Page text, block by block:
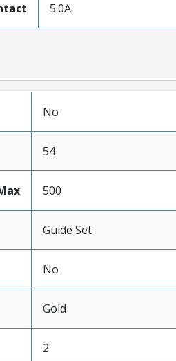
5.0A
No
54
500
Guide Set
No
Gold
2